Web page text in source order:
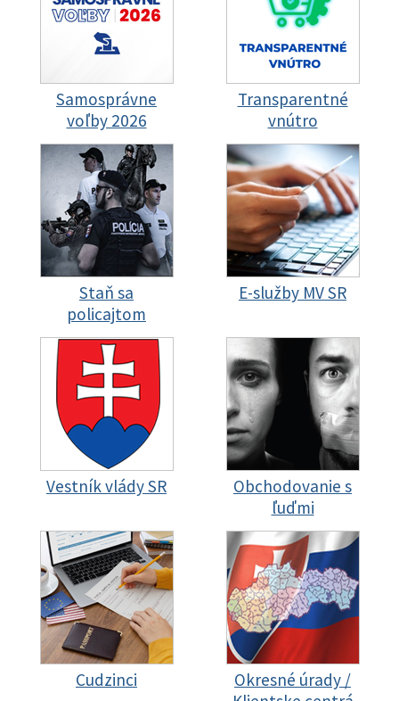
Samosprávne
voľby 2026
Transparentné
vnútro
Staň sa
policajtom
E-služby MV SR
Vestník vlády SR
Obchodovanie s
ľuďmi
Cudzinci
Okresné úrady /